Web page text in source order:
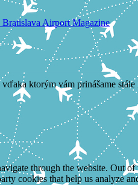
Airport Magazine
ktorým vám prinášame stále
through the website. Out
cookies that help us analyze